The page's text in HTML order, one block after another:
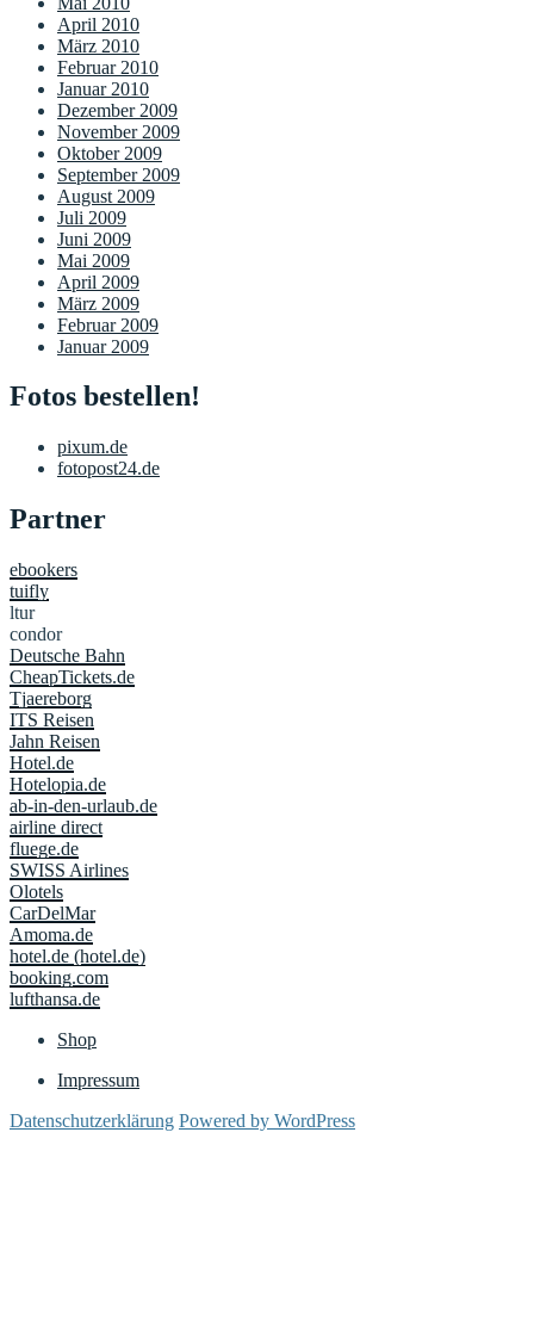
April 2010
März 2010
Februar 2010
Januar 2010
Dezember 2009
November 2009
Oktober 2009
September 2009
August 2009
Juli 2009
Juni 2009
Mai 2009
April 2009
März 2009
Februar 2009
Januar 2009
Fotos bestellen!
pixum.de
fotopost24.de
Partner
ebookers
tuifly
ltur
condor
Deutsche Bahn
CheapTickets.de
Tjaereborg
ITS Reisen
Jahn Reisen
Hotel.de
Hotelopia.de
ab-in-den-urlaub.de
airline direct
fluege.de
SWISS Airlines
Olotels
CarDelMar
Amoma.de
hotel.de (hotel.de)
booking.com
lufthansa.de
Shop
Impressum
Datenschutzerklärung Powered by WordPress